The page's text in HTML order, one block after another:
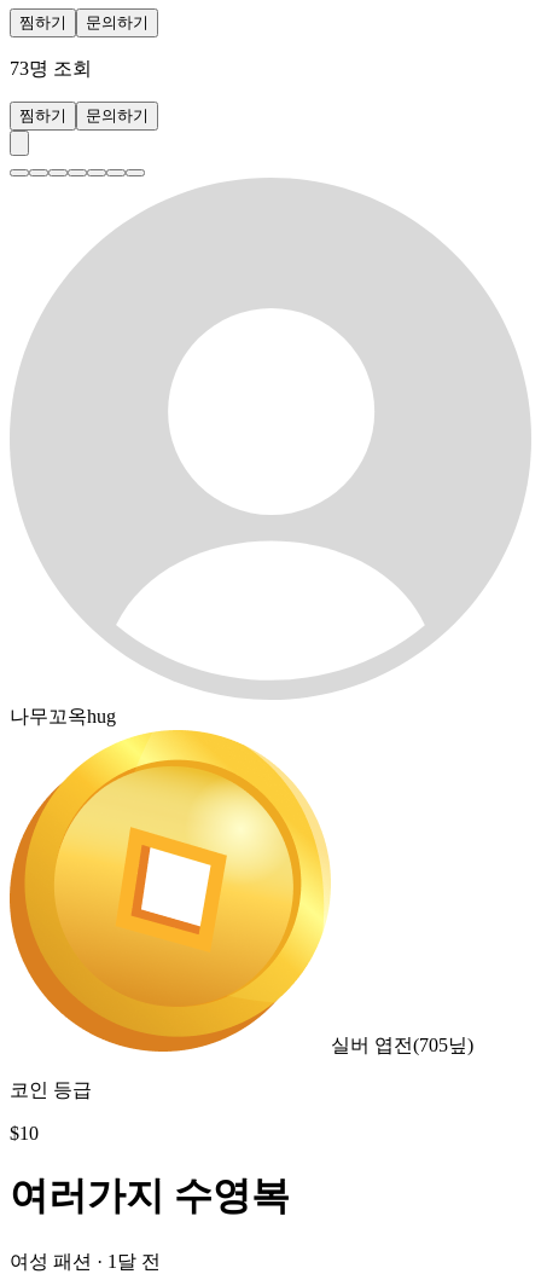
찜하기 문의하기
73명 조회
찜하기 문의하기
나무꼬옥hug
실버 엽전(705닢)
코인 등급
$10
여러가지 수영복
여성 패션 · 1달 전